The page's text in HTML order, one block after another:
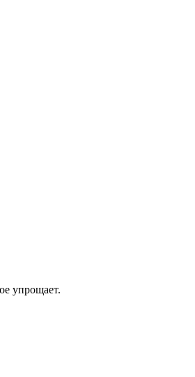
упрощает.